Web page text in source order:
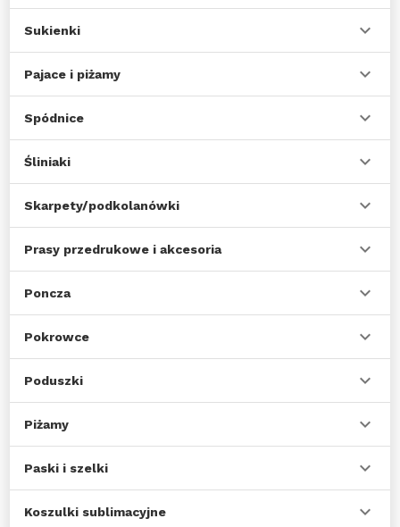
Sukienki
Pajace i piżamy
Spódnice
Śliniaki
Skarpety/podkolanówki
Prasy przedrukowe i akcesoria
Poncza
Pokrowce
Poduszki
Piżamy
Paski i szelki
Koszulki sublimacyjne